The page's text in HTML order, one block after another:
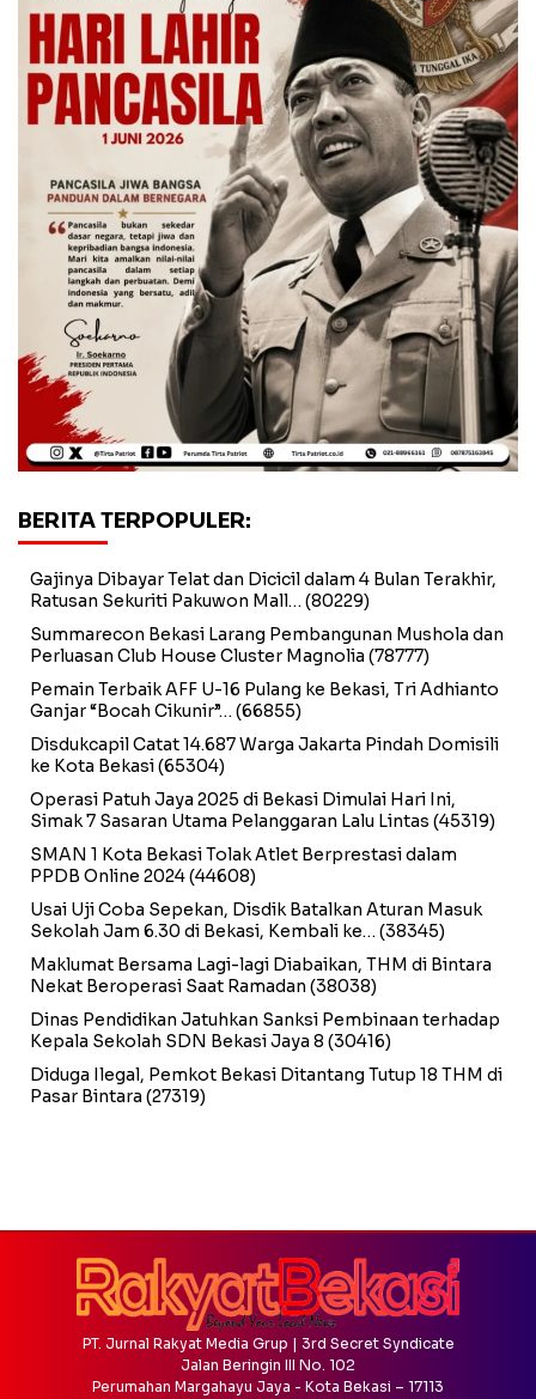
BERITA TERPOPULER:
Gajinya Dibayar Telat dan Dicicil dalam 4 Bulan Terakhir,
Ratusan Sekuriti Pakuwon Mall… (80229)
Summarecon Bekasi Larang Pembangunan Mushola dan
Perluasan Club House Cluster Magnolia (78777)
Pemain Terbaik AFF U-16 Pulang ke Bekasi, Tri Adhianto
Ganjar “Bocah Cikunir”… (66855)
Disdukcapil Catat 14.687 Warga Jakarta Pindah Domisili
ke Kota Bekasi(65304)
Operasi Patuh Jaya 2025 di Bekasi Dimulai Hari Ini,
Simak 7 Sasaran Utama Pelanggaran Lalu Lintas (45319)
SMAN 1 Kota Bekasi Tolak Atlet Berprestasi dalam
PPDB Online 2024(44608)
Usai Uji Coba Sepekan, Disdik Batalkan Aturan Masuk
Sekolah Jam 6.30 di Bekasi, Kembali ke… (38345)
Maklumat Bersama Lagi-lagi Diabaikan, THM di Bintara
Nekat Beroperasi Saat Ramadan (38038)
Dinas Pendidikan Jatuhkan Sanksi Pembinaan terhadap
Kepala Sekolah SDN Bekasi Jaya 8 (30416)
Diduga Ilegal, Pemkot Bekasi Ditantang Tutup 18 THM di
Pasar Bintara (27319)
PT. Jurnal Rakyat Media Grup | 3rd Secret Syndicate
Jalan Beringin III No. 102
Perumahan Margahayu Jaya - Kota Bekasi – 17113